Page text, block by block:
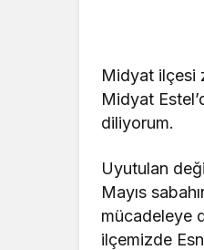
Midyat ilçesi
Midyat
diliyorum.
Uyutulan
Mayıs
mücadeleye
ilçemizde